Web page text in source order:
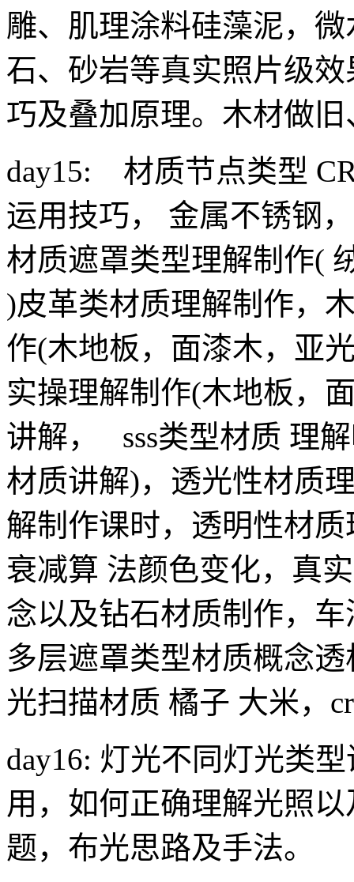
雕、肌理涂料硅藻泥，
石、砂岩等真实照片级
巧及叠加原理。木材做
day15: 材质节点类型
运用技巧， 金属不锈钢
材质遮罩类型理解制作(
)皮革类材质理解制作，
作(木地板，面漆木，亚
实操理解制作(木地板，
讲解， sss类型材质 理
材质讲解)，透光性材质
解制作课时，透明性材
衰减算 法颜色变化，真
念以及钻石材质制作，
多层遮罩类型材质概念
光扫描材质 橘子 大米，
day16: 灯光不同灯光类
用，如何正确理解光照
题，布光思路及手法。